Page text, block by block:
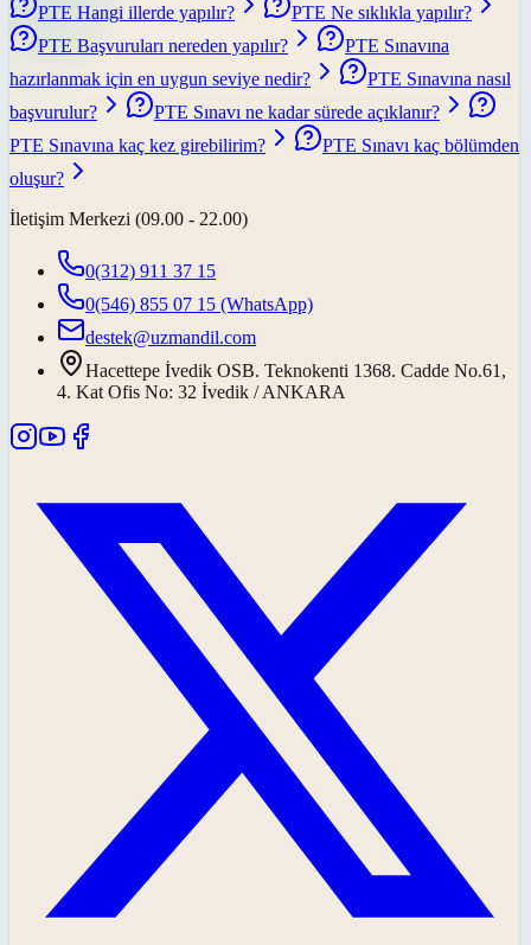
PTE Hangi illerde yapılır?
PTE Ne sıklıkla yapılır?
PTE Başvuruları nereden yapılır?
PTE Sınavına
hazırlanmak için en uygun seviye nedir?
PTE Sınavına nasıl
başvurulur?
PTE Sınavı ne kadar sürede açıklanır?
PTE Sınavına kaç kez girebilirim?
PTE Sınavı kaç bölümden
oluşur?
İletişim Merkezi (09.00 - 22.00)
0(312) 911 37 15
0(546) 855 07 15 (WhatsApp)
destek@uzmandil.com
Hacettepe İvedik OSB. Teknokenti 1368. Cadde No.61,
4. Kat Ofis No: 32 İvedik / ANKARA